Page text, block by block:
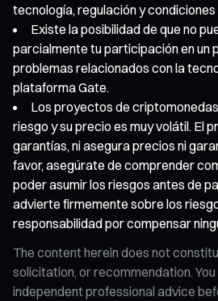
tecnología, regulación y
Existe la posibilidad de que no
parcialmente tu participación en un
problemas relacionados con la
plataforma Gate.
Los proyectos de
riesgo y su precio es muy volátil. El
garantías, ni asegura precios ni
favor, asegúrate de comprender
poder asumir los riesgos antes de
advierte firmemente sobre los
responsabilidad por compensar
The content herein does not
solicitation, or recommendation.
independent professional advice